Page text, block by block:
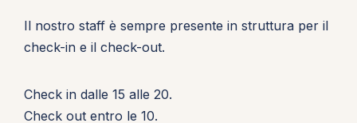
Il nostro staff è sempre presente in struttura per il
check-in e il check-out.
Check in dalle 15 alle 20.
Check out entro le 10.